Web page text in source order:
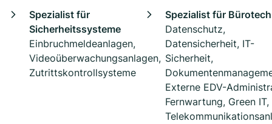
Spezialist für
Sicherheitssysteme
Einbruchmeldeanlagen,
Videoüberwachungsanlagen,
Zutrittskontrollsysteme
Spezialist für
Datenschutz,
Datensicherheit, IT-
Sicherheit,
Externe EDV-
Fernwartung, Green IT,